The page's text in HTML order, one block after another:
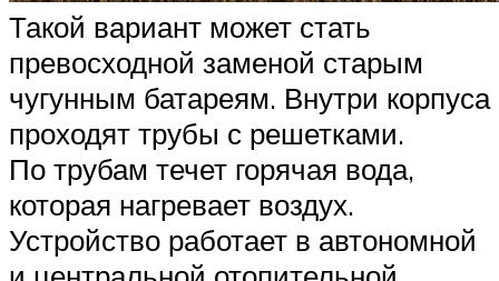
Такой вариант может стать
превосходной заменой старым
чугунным батареям. Внутри корпуса
проходят трубы с решетками.
По трубам течет горячая вода,
которая нагревает воздух.
Устройство работает в автономной